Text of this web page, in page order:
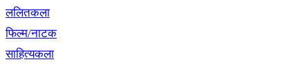
ललितकला
फिल्म/नाटक
साहित्यकला